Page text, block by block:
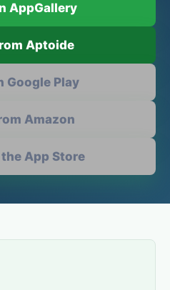
AppGallery
Aptoide
Google Play
Amazon
App Store